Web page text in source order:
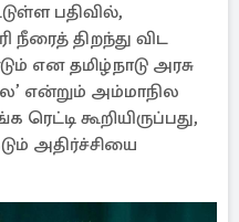
பதிவில்,
நீரைத் திறந்து விட
என தமிழ்நாடு அரசு
என்றும் அம்மாநில
கூறியிருப்பது,
அதிர்ச்சியை